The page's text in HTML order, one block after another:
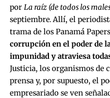
por La raíz (de todos los
septiembre. Allí, el
trama de los Panamá Papers
corrupción en el poder de
impunidad y atraviesa
Justicia, los organismos de
prensa y, por supuesto, el
empresariado se ven